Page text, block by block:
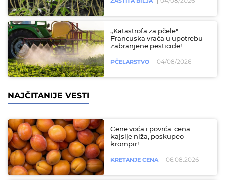
„Katastrofa za pčele":
Francuska vraća u upotrebu
zabranjene pesticide!
PČELARSTVO 04/08/2026
NAJČITANIJE VESTI
Cene voća i povrća: cena
kajsije niža, poskupeo
krompir!
KRETANJE CENA 06.08.2026